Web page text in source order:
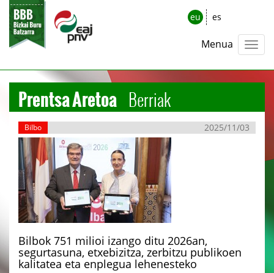
eu es
Menua
Prentsa Aretoa Berriak
Bilbo 2025/11/03
Bilbok 751 milioi izango ditu 2026an,
segurtasuna, etxebizitza, zerbitzu publikoen
kalitatea eta enplegua lehenesteko